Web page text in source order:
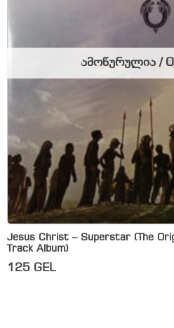
Jesus Christ – Superstar (The
Track Album)
125 GEL
ამოწურულია /